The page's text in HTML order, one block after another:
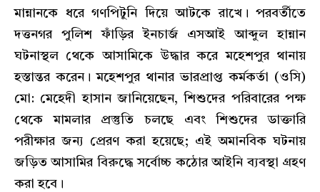
মান্নানকে ধরে গণপিটুনি দিয়ে আটকে রাখে। পরবর্তীতে
দত্তনগর পুলিশ ফাঁড়ির ইনচার্জ এসআই আব্দুল হান্নান
ঘটনাস্থল থেকে আসামিকে উদ্ধার করে মহেশপুর থানায়
হস্তান্তর করেন। মহেশপুর থানার ভারপ্রাপ্ত কর্মকর্তা (ওসি)
মো: মেহেদী হাসান জানিয়েছেন, শিশুদের পরিবারের পক্ষ
থেকে মামলার প্রস্তুতি চলছে এবং শিশুদের ডাক্তারি
পরীক্ষার জন্য প্রেরণ করা হয়েছে; এই অমানবিক ঘটনায়
জড়িত আসামির বিরুদ্ধে সর্বোচ্চ কঠোর আইনি ব্যবস্থা গ্রহণ
করা হবে।